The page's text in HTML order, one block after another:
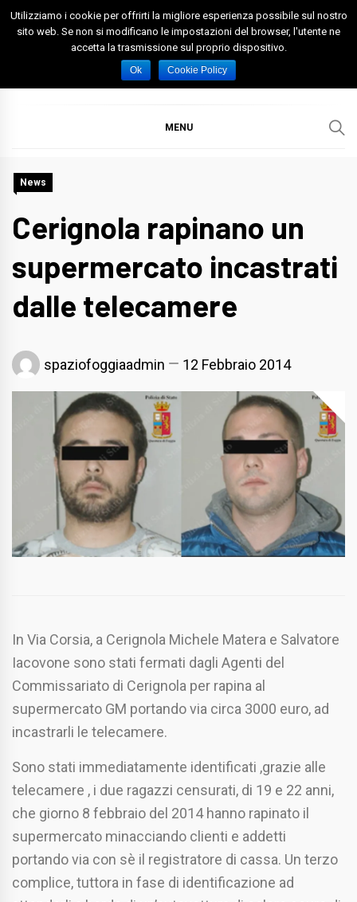
Skip
Spazio Foggia
Foggia News Calcio Eventi e Attività nella Capitanata
MENU
News
Cerignola rapinano un
supermercato incastrati
dalle telecamere
spaziofoggiaadmin 12 Febbraio 2014
In Via Corsia, a Cerignola Michele Matera e Salvatore
Iacovone sono stati fermati dagli Agenti del
Commissariato di Cerignola per rapina al
supermercato GM portando via circa 3000 euro, ad
incastrarli le telecamere.
Sono stati immediatamente identificati ,grazie alle
telecamere , i due ragazzi censurati, di 19 e 22 anni,
che giorno 8 febbraio del 2014 hanno rapinato il
supermercato minacciando clienti e addetti
portando via con sè il registratore di cassa. Un terzo
complice, tuttora in fase di identificazione ad
Utilizziamo i cookie per offrirti la migliore esperienza possibile sul nostro
sito web. Se non si modificano le impostazioni del browser, l'utente ne
accetta la trasmissione sul proprio dispositivo.
Ok Cookie Policy